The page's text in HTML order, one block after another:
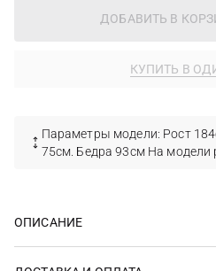
ДОБАВИТЬ В
КУПИТЬ В
Параметры модели: Рост
75см. Бедра 93см На модели
ОПИСАНИЕ